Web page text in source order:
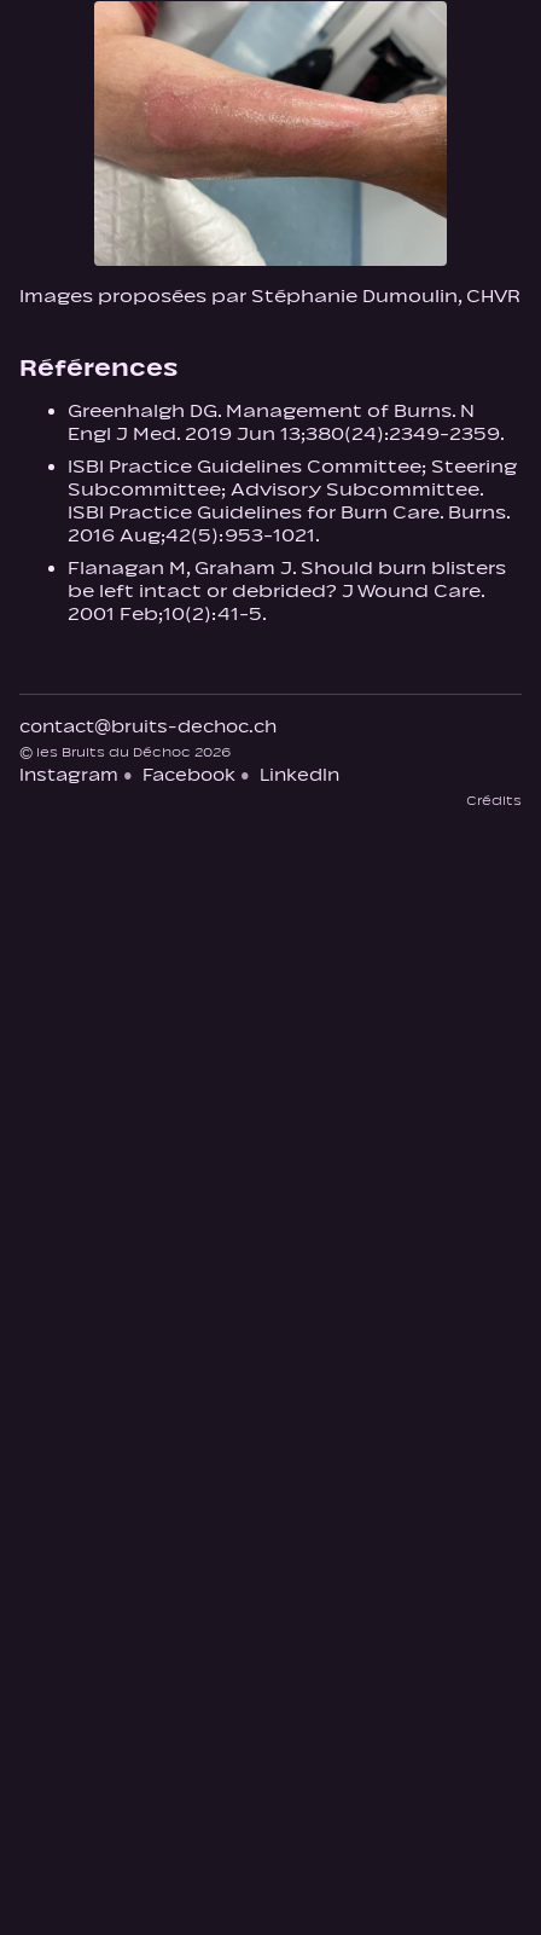
Images proposées par Stéphanie Dumoulin, CHVR
Références
Greenhalgh DG. Management of Burns. N
Engl J Med. 2019 Jun 13;380(24):2349-2359.
ISBI Practice Guidelines Committee; Steering
Subcommittee; Advisory Subcommittee.
ISBI Practice Guidelines for Burn Care. Burns.
2016 Aug;42(5):953-1021.
Flanagan M, Graham J. Should burn blisters
be left intact or debrided? J Wound Care.
2001 Feb;10(2):41-5.
contact@bruits-dechoc.ch
© les Bruits du Déchoc 2026
Instagram Facebook LinkedIn
Crédits